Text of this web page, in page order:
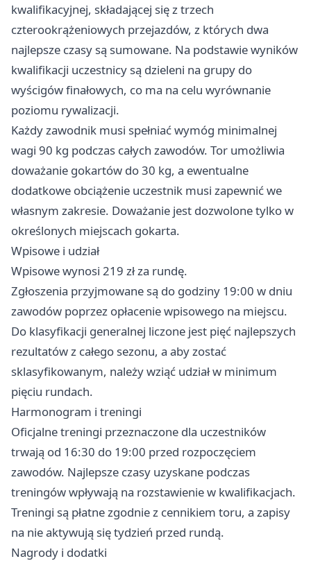
kwalifikacyjnej, składającej się z trzech
czterookrążeniowych przejazdów, z których dwa
najlepsze czasy są sumowane. Na podstawie wyników
kwalifikacji uczestnicy są dzieleni na grupy do
wyścigów finałowych, co ma na celu wyrównanie
poziomu rywalizacji.
Każdy zawodnik musi spełniać wymóg minimalnej
wagi 90 kg podczas całych zawodów. Tor umożliwia
doważanie gokartów do 30 kg, a ewentualne
dodatkowe obciążenie uczestnik musi zapewnić we
własnym zakresie. Doważanie jest dozwolone tylko w
określonych miejscach gokarta.
Wpisowe i udział
Wpisowe wynosi 219 zł za rundę.
Zgłoszenia przyjmowane są do godziny 19:00 w dniu
zawodów poprzez opłacenie wpisowego na miejscu.
Do klasyfikacji generalnej liczone jest pięć najlepszych
rezultatów z całego sezonu, a aby zostać
sklasyfikowanym, należy wziąć udział w minimum
pięciu rundach.
Harmonogram i treningi
Oficjalne treningi przeznaczone dla uczestników
trwają od 16:30 do 19:00 przed rozpoczęciem
zawodów. Najlepsze czasy uzyskane podczas
treningów wpływają na rozstawienie w kwalifikacjach.
Treningi są płatne zgodnie z cennikiem toru, a zapisy
na nie aktywują się tydzień przed rundą.
Nagrody i dodatki